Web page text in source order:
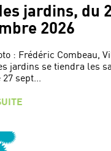
jardins, du
2026
: Frédéric Combeau,
jardins se tiendra les
sept...